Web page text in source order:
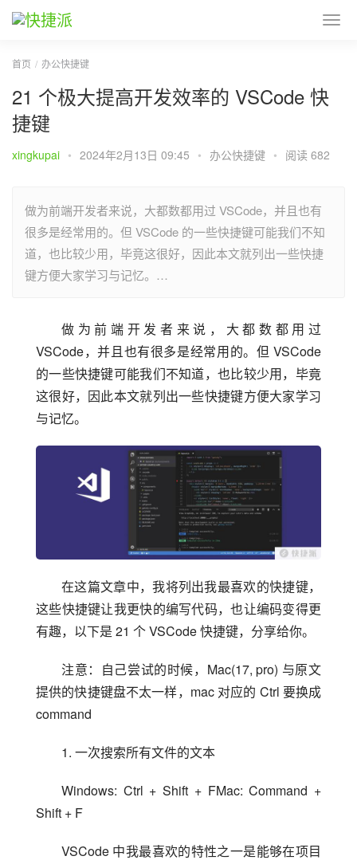
首页 办公快捷键
21 个极大提高开发效率的 VSCode 快
捷键
xingkupai • 2024年2月13日 09:45 • 办公快捷键 • 阅读 682
做为前端开发者来说，大都数都用过 VSCode，并且也有
很多是经常用的。但 VSCode 的一些快捷键可能我们不知
道，也比较少用，毕竟这很好，因此本文就列出一些快捷
键方便大家学习与记忆。…
做为前端开发者来说，大都数都用过
VSCode，并且也有很多是经常用的。但 VSCode
的一些快捷键可能我们不知道，也比较少用，毕竟
这很好，因此本文就列出一些快捷键方便大家学习
与记忆。
在这篇文章中，我将列出我最喜欢的快捷键，
这些快捷键让我更快的编写代码，也让编码变得更
有趣，以下是 21 个 VSCode 快捷键，分享给你。
注意：自己尝试的时候，Mac(17, pro) 与原文
提供的快捷键盘不太一样，mac 对应的 Ctrl 要换成
command
1. 一次搜索所有文件的文本
Windows: Ctrl + Shift + FMac: Command +
Shift + F
VSCode 中我最喜欢的特性之一是能够在项目